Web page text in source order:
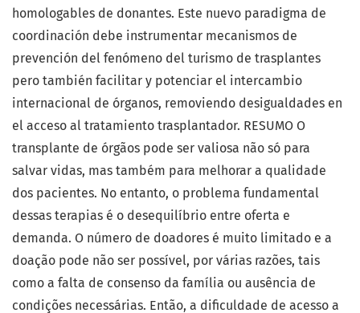
homologables de donantes. Este nuevo paradigma de
coordinación debe instrumentar mecanismos de
prevención del fenómeno del turismo de trasplantes
pero también facilitar y potenciar el intercambio
internacional de órganos, removiendo desigualdades en
el acceso al tratamiento trasplantador. RESUMO O
transplante de órgãos pode ser valiosa não só para
salvar vidas, mas também para melhorar a qualidade
dos pacientes. No entanto, o problema fundamental
dessas terapias é o desequilíbrio entre oferta e
demanda. O número de doadores é muito limitado e a
doação pode não ser possível, por várias razões, tais
como a falta de consenso da família ou ausência de
condições necessárias. Então, a dificuldade de acesso a